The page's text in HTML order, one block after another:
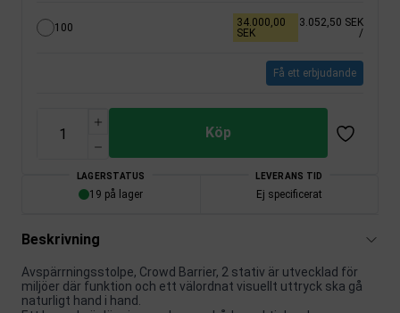
100
34.000,00
SEK
3.052,50 SEK
/
Få ett erbjudande
Köp
LAGERSTATUS
19 på lager
LEVERANS TID
Ej specificerat
Beskrivning
Avspärrningsstolpe, Crowd Barrier, 2 stativ är utvecklad för
miljöer där funktion och ett välordnat visuellt uttryck ska gå
naturligt hand i hand.